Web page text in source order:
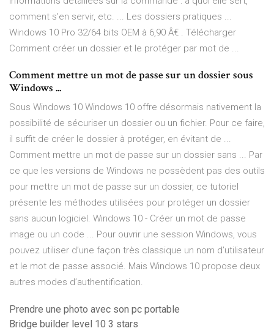
comment s'en servir, etc. ... Les dossiers pratiques ...
Windows 10 Pro 32/64 bits OEM à 6,90 Â€ . Télécharger
Comment créer un dossier et le protéger par mot de ...
Comment mettre un mot de passe sur un dossier sous
Windows ...
Sous Windows 10 Windows 10 offre désormais nativement la
possibilité de sécuriser un dossier ou un fichier. Pour ce faire,
il suffit de créer le dossier à protéger, en évitant de ...
Comment mettre un mot de passe sur un dossier sans ... Par
ce que les versions de Windows ne possèdent pas des outils
pour mettre un mot de passe sur un dossier, ce tutoriel
présente les méthodes utilisées pour protéger un dossier
sans aucun logiciel. Windows 10 - Créer un mot de passe
image ou un code ... Pour ouvrir une session Windows, vous
pouvez utiliser d’une façon très classique un nom d’utilisateur
et le mot de passe associé. Mais Windows 10 propose deux
autres modes d’authentification.
Prendre une photo avec son pc portable
Bridge builder level 10 3 stars